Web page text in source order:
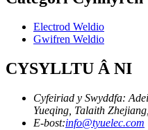
Electrod Weldio
Gwifren Weldio
CYSYLLTU Â NI
Cyfeiriad y Swyddfa:
Yueqing, Talaith
E-bost:info@tyuelec.com